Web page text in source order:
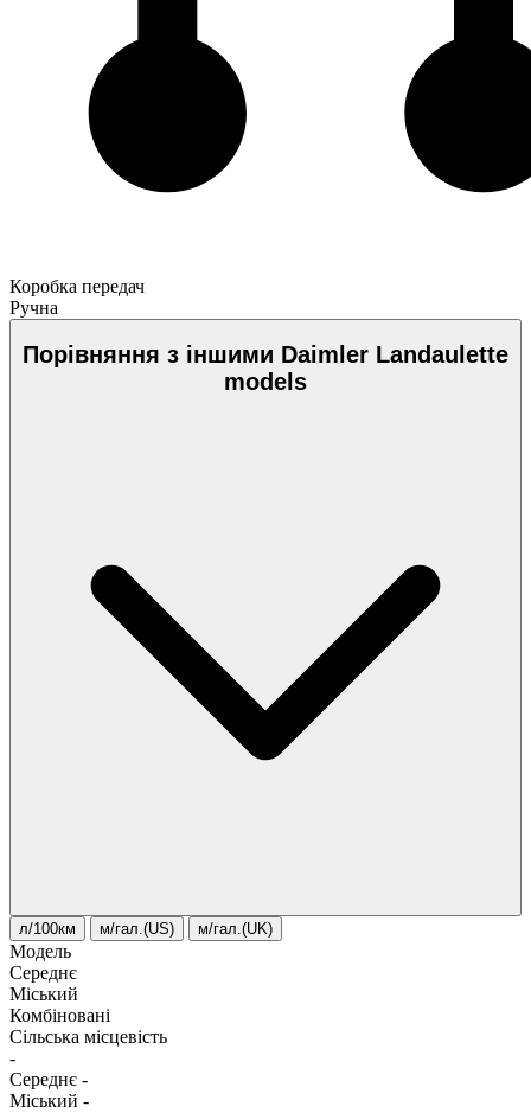
Коробка передач
Ручна
Порівняння з іншими Daimler Landaulette
models
л/100км м/гал.(US) м/гал.(UK)
Модель
Середнє
Міський
Комбіновані
Сільська місцевість
-
Середнє -
Міський -